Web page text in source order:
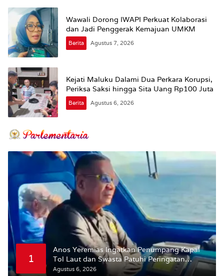
Wawali Dorong IWAPI Perkuat Kolaborasi
dan Jadi Penggerak Kemajuan UMKM
Berita Agustus 7, 2026
Kejati Maluku Dalami Dua Perkara Korupsi,
Periksa Saksi hingga Sita Uang Rp100 Juta
Berita Agustus 6, 2026
1
Anos Yeremias Ingatkan Penumpang Kapal
Tol Laut dan Swasta Patuhi Peringatan
BMKG
Agustus 6, 2026